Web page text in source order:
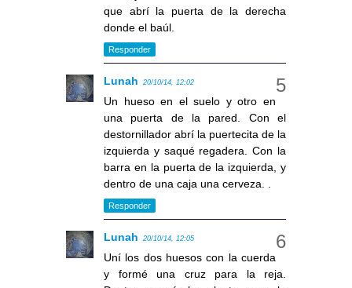
que abrí la puerta de la derecha
donde el baúl.
Responder
Lunah 20/10/14, 12:02
Un hueso en el suelo y otro en
una puerta de la pared. Con el
destornillador abrí la puertecita de la
izquierda y saqué regadera. Con la
barra en la puerta de la izquierda, y
dentro de una caja una cerveza. .
Responder
Lunah 20/10/14, 12:05
Uní los dos huesos con la cuerda
y formé una cruz para la reja.